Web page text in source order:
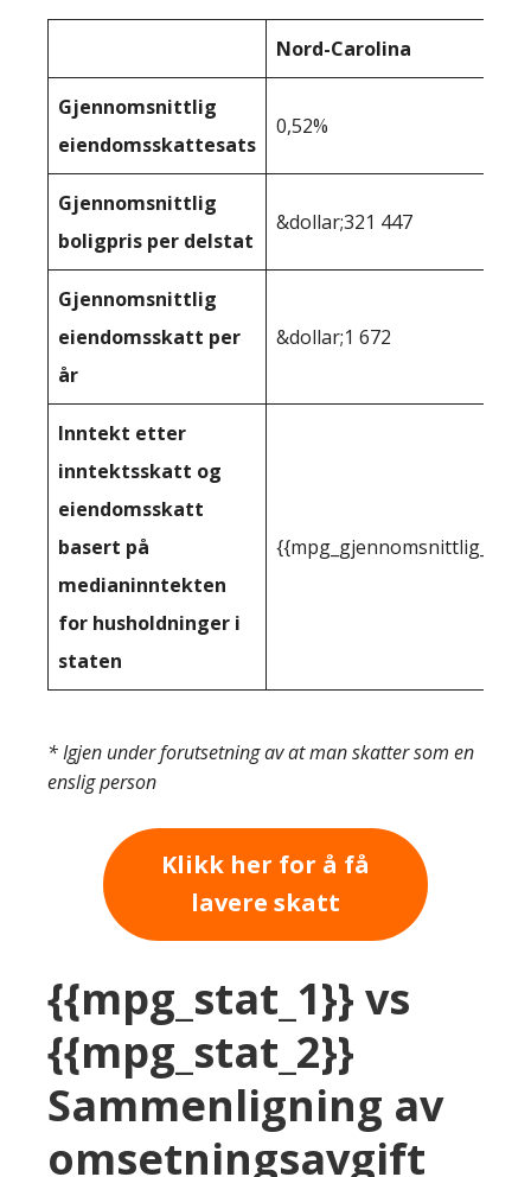
Nord-Carolina
Gjennomsnittlig
eiendomsskattesats
0,52%
Gjennomsnittlig
boligpris per delstat
&dollar;321 447
Gjennomsnittlig
eiendomsskatt per
år
&dollar;1 672
Inntekt etter
inntektsskatt og
eiendomsskatt
basert på
medianinntekten
for husholdninger i
staten
* Igjen under forutsetning av at man skatter som en
enslig person
Klikk her for å få
lavere skatt
{{mpg_stat_1}} vs
{{mpg_stat_2}}
Sammenligning av
omsetningsavgift